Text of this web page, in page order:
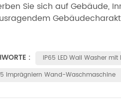
Sie sich auf Gebäude,
: IP65 LED Wall Washer
Imprägniern Wand-Waschmaschine